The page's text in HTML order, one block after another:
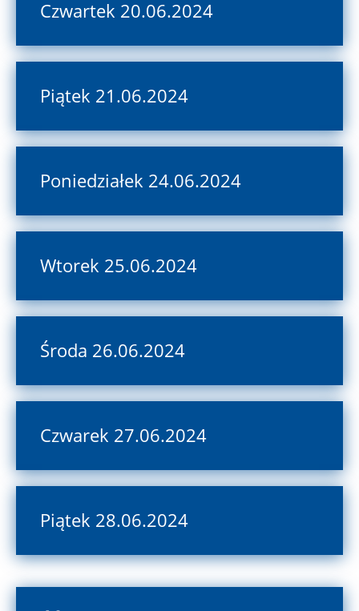
Czwartek 20.06.2024
Piątek 21.06.2024
Poniedziałek 24.06.2024
Wtorek 25.06.2024
Środa 26.06.2024
Czwarek 27.06.2024
Piątek 28.06.2024